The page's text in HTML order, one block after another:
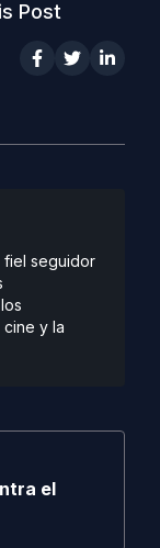
Post
fiel seguidor
y la
el